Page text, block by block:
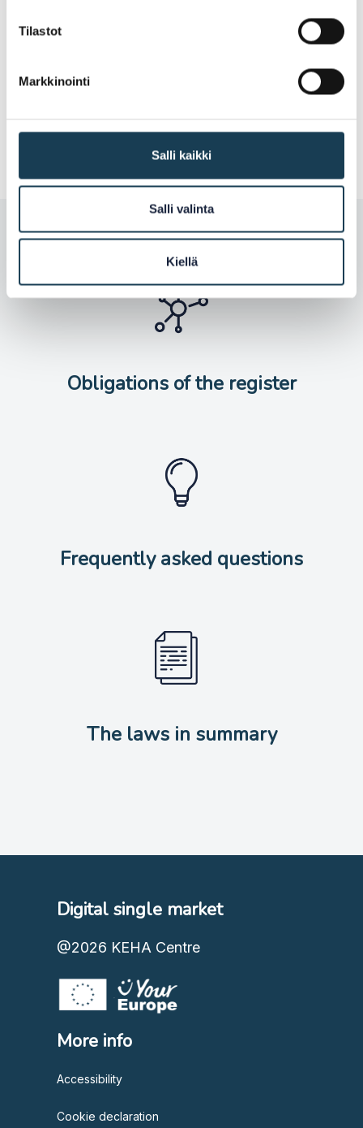
Tilastot
Markkinointi
Salli kaikki
Salli valinta
Kiellä
registers in EU countries
Obligations of the register
Frequently asked questions
The laws in summary
Digital single market
@2026 KEHA Centre
More info
Accessibility
Cookie declaration